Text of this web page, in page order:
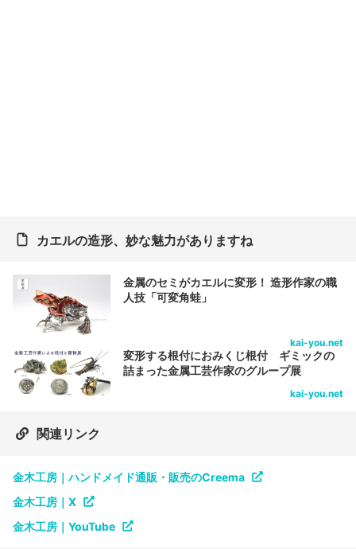
カエルの造形、妙な魅力がありますね
金属のセミがカエルに変形！ 造形作家の職
人技「可変角蛙」
kai-you.net
変形する根付におみくじ根付 ギミックの
詰まった金属工芸作家のグループ展
kai-you.net
関連リンク
金木工房｜ハンドメイド通販・販売のCreema
金木工房｜X
金木工房｜YouTube